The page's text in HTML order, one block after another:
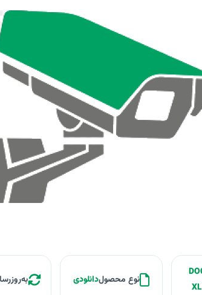
نوع محصولدانلودی